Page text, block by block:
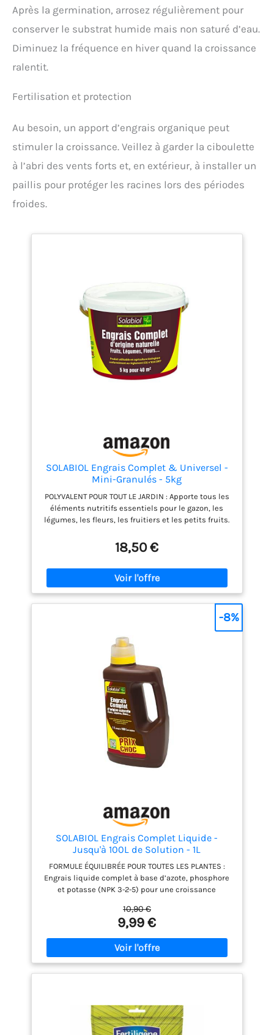
Après la germination, arrosez régulièrement pour
conserver le substrat humide mais non saturé d’eau.
Diminuez la fréquence en hiver quand la croissance
ralentit.
Fertilisation et protection
Au besoin, un apport d’engrais organique peut
stimuler la croissance. Veillez à garder la ciboulette
à l’abri des vents forts et, en extérieur, à installer un
paillis pour protéger les racines lors des périodes
froides.
SOLABIOL Engrais Complet & Universel -
Mini-Granulés - 5kg
POLYVALENT POUR TOUT LE JARDIN : Apporte tous les
éléments nutritifs essentiels pour le gazon, les
légumes, les fleurs, les fruitiers et les petits fruits.
starter » pour stimuler la croissance rapidement,
combiné à une nutrition longue durée jusqu’à 3
mois. FORMULATION EN MINI-GRANULÉS : Épandage
facile, régulier et sans poussière – idéal pour les
jardiniers amateurs comme confirmés. RICHE EN
MATIÈRE ORGANIQUE : Composé de fientes de volaille
avec litière, il améliore durablement la structure et
la fertilité du sol. UTILISATION SIMPLE ET EFFICACE : À
épandre au sol en entretien ou en plantation, puis
griffer légèrement et arroser pour activer l’action.
DOSES PAR TYPE DE CULTURE : Gazon, légumes, fleurs
: 120 g/m² – Fruitiers : 350 g/arbre – Petits fruits :
200 g/m². COMPOSITION ÉQUILIBRÉE : NPK 4-3-2 avec
66,6 % de matière organique et un C/N de 10,1 pour
une fertilisation progressive. UTILISABLE EN JARDIN
POTAGER : Parfait pour les sols exigeants avant les
semis ou plantations
18,50 €
SOLABIOL Engrais Complet Liquide -
Jusqu'à 100L de Solution - 1L
FORMULE ÉQUILIBRÉE POUR TOUTES LES PLANTES :
Engrais liquide complet à base d’azote, phosphore
et potasse (NPK 3-2-5) pour une croissance
feuillage éclatant. Idéal pour toutes les cultures :
plantes d’intérieur, balcon, potager et jardin.
STIMULE LA CROISSANCE ET LA FLORAISON : Sa
formule nutritive renforce les plantes à chaque
arrosage, favorisant des racines solides, des tiges
robustes et des fleurs plus nombreuses. NUTRITION
racines. Grâce à la vinasse de betterave et aux
extraits de poisson, les nutriments sont libérés
progressivement pour une efficacité durable. FACILE
10,90 €
9,99 €
-8%